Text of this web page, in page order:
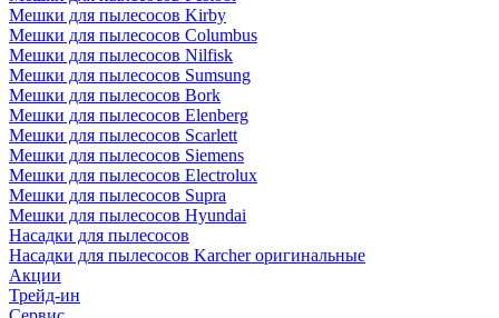
Мешки для пылесосов Kirby
Мешки для пылесосов Columbus
Мешки для пылесосов Nilfisk
Мешки для пылесосов Sumsung
Мешки для пылесосов Bork
Мешки для пылесосов Elenberg
Мешки для пылесосов Scarlett
Мешки для пылесосов Siemens
Мешки для пылесосов Electrolux
Мешки для пылесосов Supra
Мешки для пылесосов Hyundai
Насадки для пылесосов
Насадки для пылесосов Karcher оригинальные
Акции
Трейд-ин